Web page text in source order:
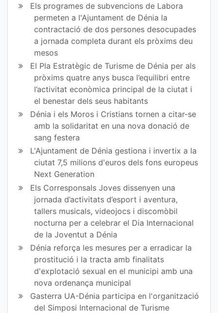
Els programes de subvencions de Labora
permeten a l'Ajuntament de Dénia la
contractació de dos persones desocupades
a jornada completa durant els pròxims deu
mesos
El Pla Estratègic de Turisme de Dénia per als
pròxims quatre anys busca l’equilibri entre
l’activitat econòmica principal de la ciutat i
el benestar dels seus habitants
Dénia i els Moros i Cristians tornen a citar-se
amb la solidaritat en una nova donació de
sang festera
L'Ajuntament de Dénia gestiona i invertix a la
ciutat 7,5 milions d'euros dels fons europeus
Next Generation
Els Corresponsals Joves dissenyen una
jornada d’activitats d’esport i aventura,
tallers musicals, videojocs i discomòbil
nocturna per a celebrar el Dia Internacional
de la Joventut a Dénia
Dénia reforça les mesures per a erradicar la
prostitució i la tracta amb finalitats
d'explotació sexual en el municipi amb una
nova ordenança municipal
Gasterra UA-Dénia participa en l'organització
del Simposi Internacional de Turisme